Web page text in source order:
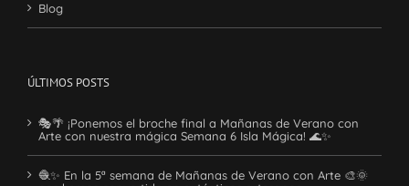
Blog
ÚLTIMOS POSTS
🎭🌴 ¡Ponemos el broche final a Mañanas de Verano con
Arte con nuestra mágica Semana 6 Isla Mágica! 🌊✨
🧶✨ En la 5ª semana de Mañanas de Verano con Arte 🎨🌞